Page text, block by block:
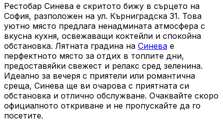
Рестобар Синева е скритото бижу в сърцето на
София, разположен на ул. Кърниградска 31. Това
уютно място предлага ненадмината атмосфера с
вкусна кухня, освежаващи коктейли и спокойна
обстановка. Лятната градина на Синева е
перфектното място за отдих в топлите дни,
предоставяйки свежест и релакс сред зеленина.
Идеално за вечеря с приятели или романтична
среща, Синева ще ви очарова с приятната си
обстановка и отлично обслужване. Очаквайте скоро
официалното откриване и не пропускайте да го
посетите.